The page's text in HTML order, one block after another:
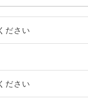
ださい
ださい